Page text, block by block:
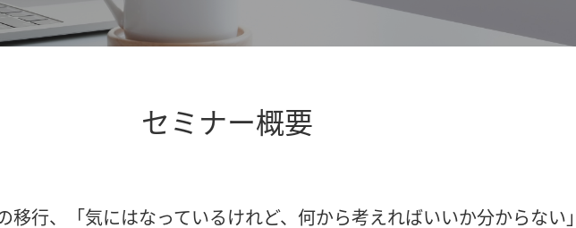
セミナー概要
移行、「気にはなっているけれど、何から考えればいいか分からない」